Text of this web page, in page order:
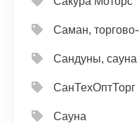
Саман,
Сандуны, сауна
СанТехОптТорг
Сауна